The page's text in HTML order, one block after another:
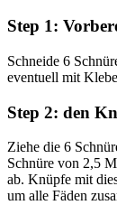
Step 1:
Schneide 6
eventuell mit
Step 2: den
Ziehe die 6
Schnüre von 2,5
ab. Knüpfe mit
um alle Fäden